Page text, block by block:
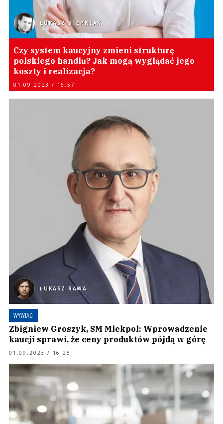
ŁUKASZ STĘPNIAK
Czy system kaucyjny zmieni strukturę
polskiego handlu? Jak mogą wyglądać jego
koszty i realizacja?
01.09.2023 / 16:57
ŁUKASZ RAWA
WYWIAD
Zbigniew Groszyk, SM Mlekpol: Wprowadzenie
kaucji sprawi, że ceny produktów pójdą w górę
01.09.2023 / 16:25